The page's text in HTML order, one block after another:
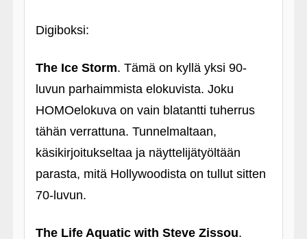
Digiboksi:
The Ice Storm. Tämä on kyllä yksi 90-
luvun parhaimmista elokuvista. Joku
HOMOelokuva on vain blatantti tuherrus
tähän verrattuna. Tunnelmaltaan,
käsikirjoitukseltaa ja näyttelijätyöltään
parasta, mitä Hollywoodista on tullut sitten
70-luvun.
The Life Aquatic with Steve Zissou.